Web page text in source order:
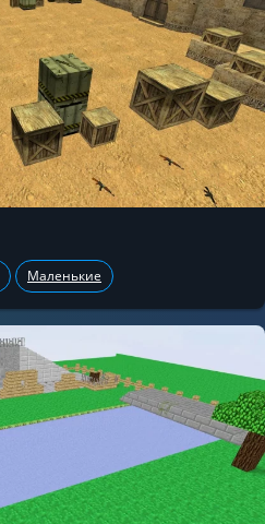
Маленькие